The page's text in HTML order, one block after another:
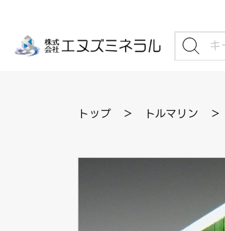
トップ ＞ トルマリン ＞